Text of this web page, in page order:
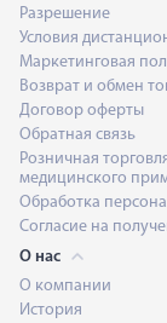
Разрешение
Условия
Маркетинговая
Возврат и обмен
Договор оферты
Обратная связь
Розничная
медицинского
Обработка
Согласие на
О нас
О компании
История